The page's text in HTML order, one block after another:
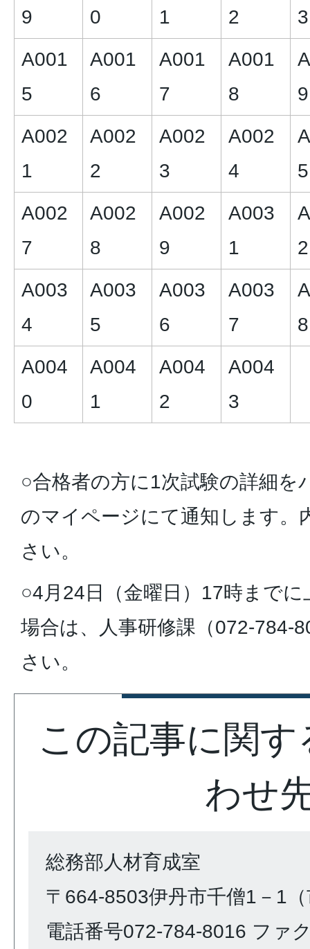
9 0 1 2
3
A001
5
A001
6
A001
7
A001
8
9
A002
1
A002
2
A002
3
A002
4
5
A002
7
A002
8
A002
9
A003
1
2
A003
4
A003
5
A003
6
A003
7
8
A004
0
A004
1
A004
2
A004
3
○合格者の方に1次試験の詳細を
のマイページにて通知します。
さい。
○4月24日（金曜日）17時まで
場合は、人事研修課（072-784-
さい。
この記事に関
わせ
総務部人材育成室
〒664-8503伊丹市千僧1－1
電話番号072-784-8016 ファ